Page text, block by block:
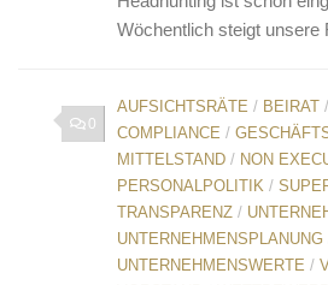
Wöchentlich steigt unsere
0
AUFSICHTSRÄTE / BEIRAT /
COMPLIANCE /
MITTELSTAND / NON
PERSONALPOLITIK /
TRANSPARENZ /
UNTERNEHMENSPLANUNG
UNTERNEHMENSWERTE /